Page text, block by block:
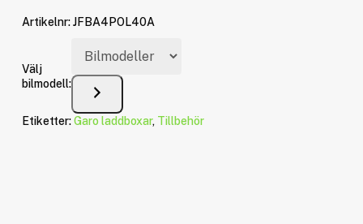
Artikelnr:JFBA4POL40A
Välj
bilmodell:
Etiketter:Garo laddboxar, Tillbehör